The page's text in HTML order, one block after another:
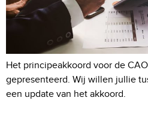
Het principeakkoord voor de
gepresenteerd. Wij willen jullie
een update van het akkoord.